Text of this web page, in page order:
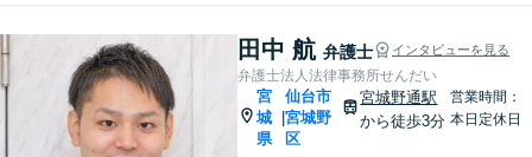
田中 航 弁護士 インタビューを見る
弁護士法人法律事務所せんだい
宮
城
県
仙台市
宮城野
区
宮城野通駅
から徒歩3分
営業時間：
本日定休日